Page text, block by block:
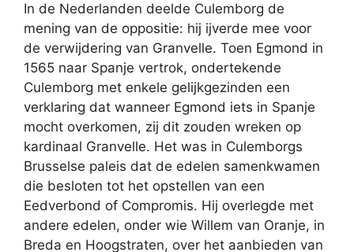
In de Nederlanden deelde Culemborg de
mening van de oppositie: hij ijverde mee voor
de verwijdering van Granvelle. Toen Egmond in
1565 naar Spanje vertrok, ondertekende
Culemborg met enkele gelijkgezinden een
verklaring dat wanneer Egmond iets in Spanje
mocht overkomen, zij dit zouden wreken op
kardinaal Granvelle. Het was in Culemborgs
Brusselse paleis dat de edelen samenkwamen
die besloten tot het opstellen van een
Eedverbond of Compromis. Hij overlegde met
andere edelen, onder wie Willem van Oranje, in
Breda en Hoogstraten, over het aanbieden van